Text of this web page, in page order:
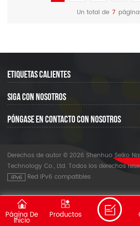
Un total de 7
ETIQUETAS CALIENTES
SIGA CON NOSOTROS
PÓNGASE EN CONTACTO CON NOSOTROS
Derechos de autor © 2026 Shenhuo Seiko
Technology Co., Ltd. Todos los derechos
Red IPv6 compatibles
Página De
Inicio
Productos